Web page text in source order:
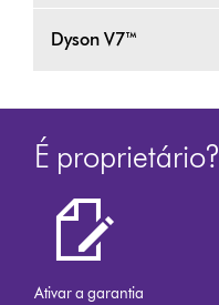
Dyson V7™
É proprietário?
Ativar a garantia